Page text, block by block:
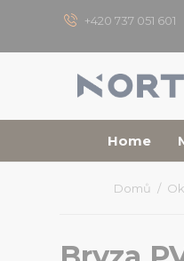
+420 737 051 601
Home
Domů